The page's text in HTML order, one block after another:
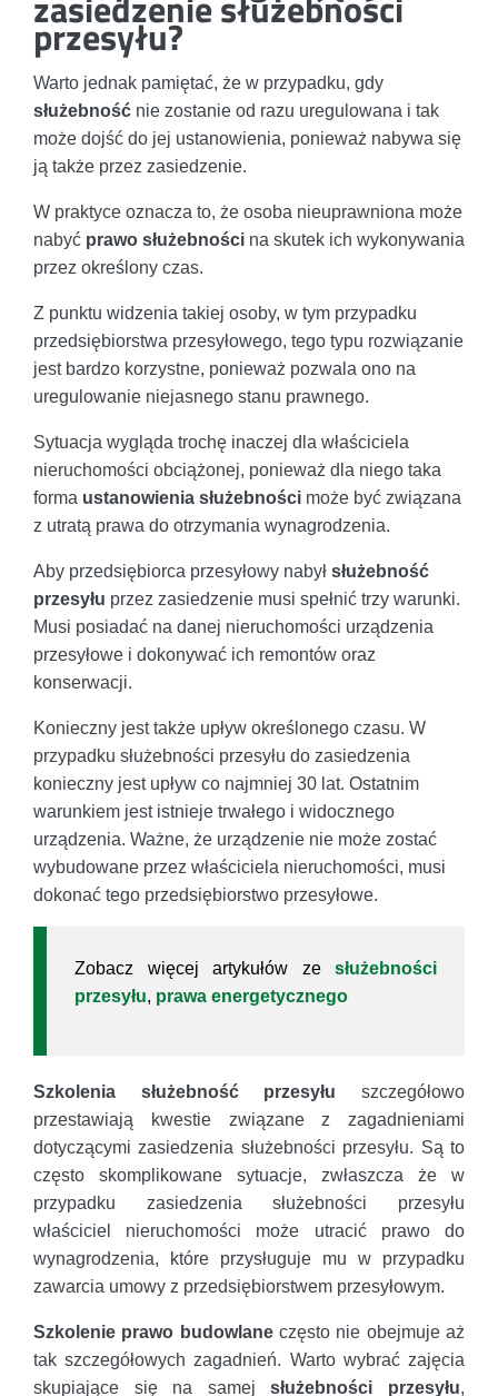
przesyłu?
Warto jednak pamiętać, że w przypadku, gdy
służebność nie zostanie od razu uregulowana i tak
może dojść do jej ustanowienia, ponieważ nabywa się
ją także przez zasiedzenie.
W praktyce oznacza to, że osoba nieuprawniona może
nabyć prawo służebności na skutek ich wykonywania
przez określony czas.
Z punktu widzenia takiej osoby, w tym przypadku
przedsiębiorstwa przesyłowego, tego typu rozwiązanie
jest bardzo korzystne, ponieważ pozwala ono na
uregulowanie niejasnego stanu prawnego.
Sytuacja wygląda trochę inaczej dla właściciela
nieruchomości obciążonej, ponieważ dla niego taka
forma ustanowienia służebności może być związana
z utratą prawa do otrzymania wynagrodzenia.
Aby przedsiębiorca przesyłowy nabył służebność
przesyłu przez zasiedzenie musi spełnić trzy warunki.
Musi posiadać na danej nieruchomości urządzenia
przesyłowe i dokonywać ich remontów oraz
konserwacji.
Konieczny jest także upływ określonego czasu. W
przypadku służebności przesyłu do zasiedzenia
konieczny jest upływ co najmniej 30 lat. Ostatnim
warunkiem jest istnieje trwałego i widocznego
urządzenia. Ważne, że urządzenie nie może zostać
wybudowane przez właściciela nieruchomości, musi
dokonać tego przedsiębiorstwo przesyłowe.
Zobacz więcej artykułów ze służebności
przesyłu, prawa energetycznego
Szkolenia służebność przesyłu szczegółowo
przestawiają kwestie związane z zagadnieniami
dotyczącymi zasiedzenia służebności przesyłu. Są to
często skomplikowane sytuacje, zwłaszcza że w
przypadku zasiedzenia służebności przesyłu
właściciel nieruchomości może utracić prawo do
wynagrodzenia, które przysługuje mu w przypadku
zawarcia umowy z przedsiębiorstwem przesyłowym.
Szkolenie prawo budowlaneczęsto nie obejmuje aż
tak szczegółowych zagadnień. Warto wybrać zajęcia
skupiające się na samej służebności przesyłu,